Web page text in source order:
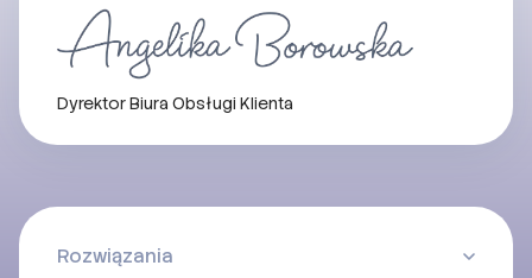
Dyrektor Biura Obsługi Klienta
Rozwiązania